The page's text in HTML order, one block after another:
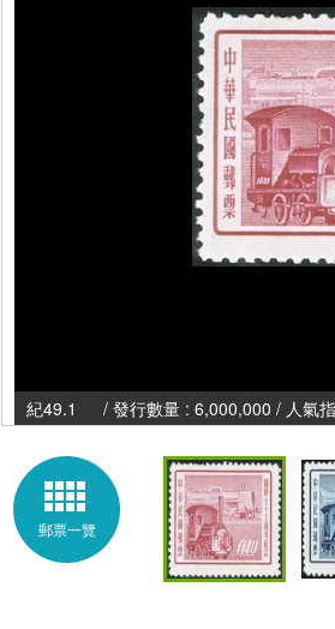
紀49.1 / 發行數量 : 6,000,000 / 人氣
郵票一覽